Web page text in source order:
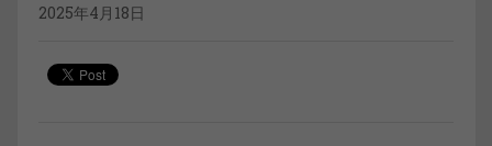
2025年4月18日